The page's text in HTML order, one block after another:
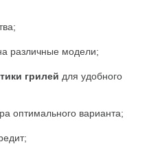
различные модели;
грилей для удобного
оптимального варианта;